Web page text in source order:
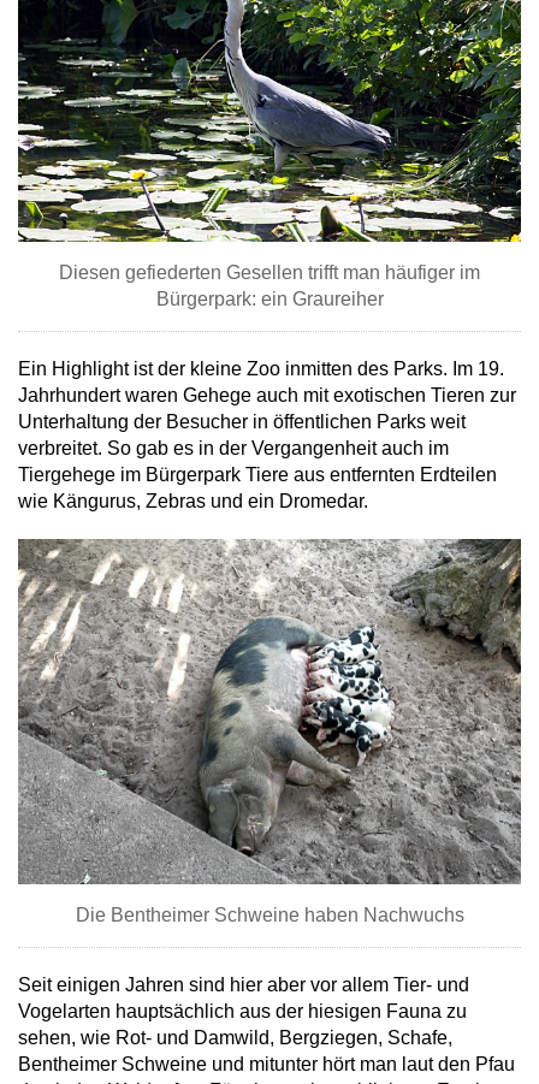
Diesen gefiederten Gesellen trifft man häufiger im
Bürgerpark: ein Graureiher
Ein Highlight ist der kleine Zoo inmitten des Parks. Im 19.
Jahrhundert waren Gehege auch mit exotischen Tieren zur
Unterhaltung der Besucher in öffentlichen Parks weit
verbreitet. So gab es in der Vergangenheit auch im
Tiergehege im Bürgerpark Tiere aus entfernten Erdteilen
wie Kängurus, Zebras und ein Dromedar.
Die Bentheimer Schweine haben Nachwuchs
Seit einigen Jahren sind hier aber vor allem Tier- und
Vogelarten hauptsächlich aus der hiesigen Fauna zu
sehen, wie Rot- und Damwild, Bergziegen, Schafe,
Bentheimer Schweine und mitunter hört man laut den Pfau